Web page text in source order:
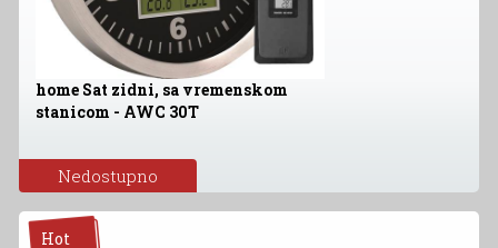
home Sat zidni, sa vremenskom
stanicom - AWC 30T
Nedostupno
Hot